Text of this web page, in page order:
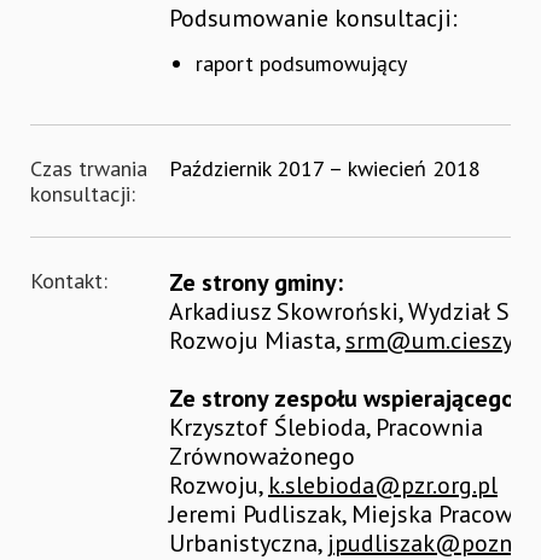
Podsumowanie konsultacji:
raport podsumowujący
Czas trwania
konsultacji:
Październik 2017 – kwiecień 2018
Kontakt:
Ze strony gminy:
Arkadiusz Skowroński, Wydział
Rozwoju Miasta,
Ze strony zespołu wspierającego:
Krzysztof Ślebioda, Pracownia
Zrównoważonego
Rozwoju, k.slebioda@pzr.org.pl
Jeremi Pudliszak, Miejska
Urbanistyczna,